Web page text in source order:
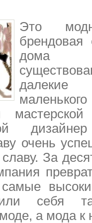
Это
брендовая
дома
очень
За
самые
себя
а мода к